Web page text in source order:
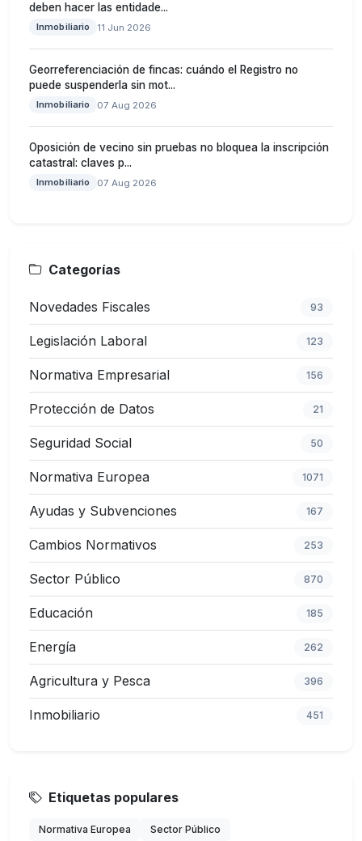
deben hacer las entidade...
Inmobiliario 11 Jun 2026
Georreferenciación de fincas: cuándo el Registro no
puede suspenderla sin mot...
Inmobiliario 07 Aug 2026
Oposición de vecino sin pruebas no bloquea la inscripción
catastral: claves p...
Inmobiliario 07 Aug 2026
Categorías
Novedades Fiscales 93
Legislación Laboral 123
Normativa Empresarial 156
Protección de Datos 21
Seguridad Social 50
Normativa Europea 1071
Ayudas y Subvenciones 167
Cambios Normativos 253
Sector Público 870
Educación 185
Energía 262
Agricultura y Pesca 396
Inmobiliario 451
Etiquetas populares
Normativa Europea
Sector Público